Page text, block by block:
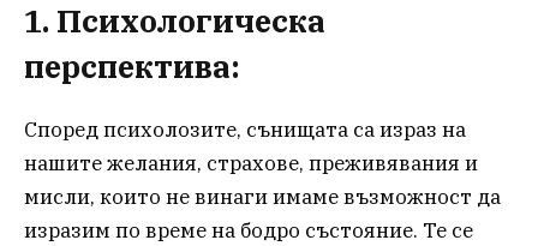
1. Психологическа
перспектива:
Според психолозите, сънищата са израз на
нашите желания, страхове, преживявания и
мисли, които не винаги имаме възможност да
изразим по време на бодро състояние. Те се